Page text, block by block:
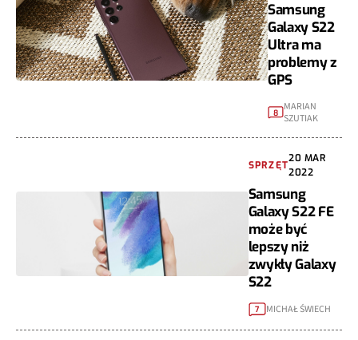
Samsung
Galaxy S22
Ultra ma
problemy z
GPS
8
MARIAN
SZUTIAK
SPRZĘT
20 MAR
2022
Samsung
Galaxy S22 FE
może być
lepszy niż
zwykły Galaxy
S22
7 MICHAŁ ŚWIECH